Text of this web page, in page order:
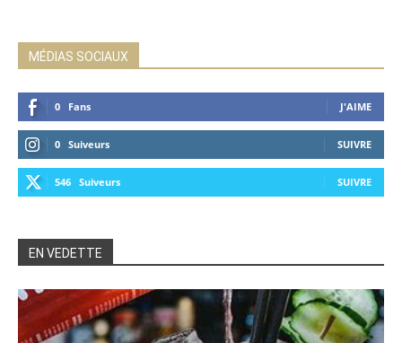
MÉDIAS SOCIAUX
0 Fans J'AIME
0 Suiveurs SUIVRE
546 Suiveurs SUIVRE
EN VEDETTE